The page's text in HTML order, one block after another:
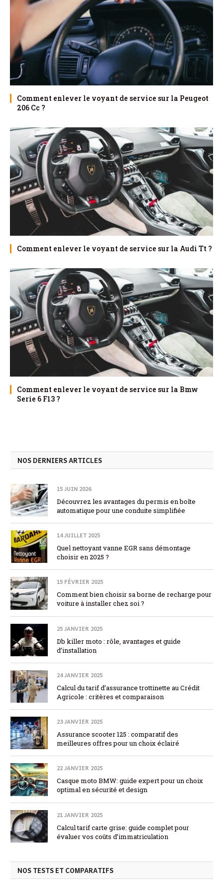
Comment enlever le voyant de service sur la Peugeot
206 Cc ?
Comment enlever le voyant de service sur la Audi Tt ?
Comment enlever le voyant de service sur la Bmw
Serie 6 F13 ?
NOS DERNIERS ARTICLES
15 JUIN 2026
Découvrez les avantages du permis en boîte
automatique pour une conduite simplifiée
14 JUILLET 2025
Quel nettoyant vanne EGR sans démontage
choisir en 2025 ?
15 FÉVRIER 2025
Comment bien choisir sa borne de recharge pour
voiture à installer chez soi ?
25 JANVIER 2025
Db killer moto : rôle, avantages et guide
d’installation
24 JANVIER 2025
Calcul du tarif d’assurance trottinette au Crédit
Agricole : critères et comparaison
23 JANVIER 2025
Assurance scooter 125 : comparatif des
meilleures offres pour un choix éclairé
22 JANVIER 2025
Casque moto BMW: guide expert pour un choix
optimal en sécurité et design
21 JANVIER 2025
Calcul tarif carte grise: guide complet pour
évaluer vos coûts d’immatriculation
NOS TESTS ET COMPARATIFS